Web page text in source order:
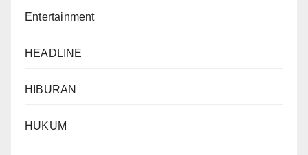
Entertainment
HEADLINE
HIBURAN
HUKUM